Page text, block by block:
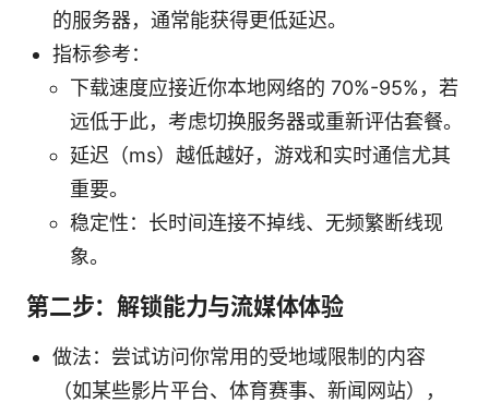
的服务器，通常能获得更低延迟。
指标参考：
下载速度应接近你本地网络的 70%-95%，若
远低于此，考虑切换服务器或重新评估套餐。
延迟（ms）越低越好，游戏和实时通信尤其
重要。
稳定性：长时间连接不掉线、无频繁断线现
象。
第二步：解锁能力与流媒体体验
做法：尝试访问你常用的受地域限制的内容
（如某些影片平台、体育赛事、新闻网站），